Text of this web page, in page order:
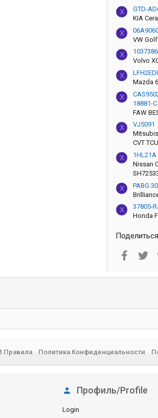
X
GTD-
KIA
X
VW
X
Volvo
X
Mazda
X
18881-C
FAW
X
VJ5091
CVT
X
1HL21A
Nissan
X
PABG
X
37805-
Honda
Профиль/Profile
Login
Правила Политика Конфиденциальности